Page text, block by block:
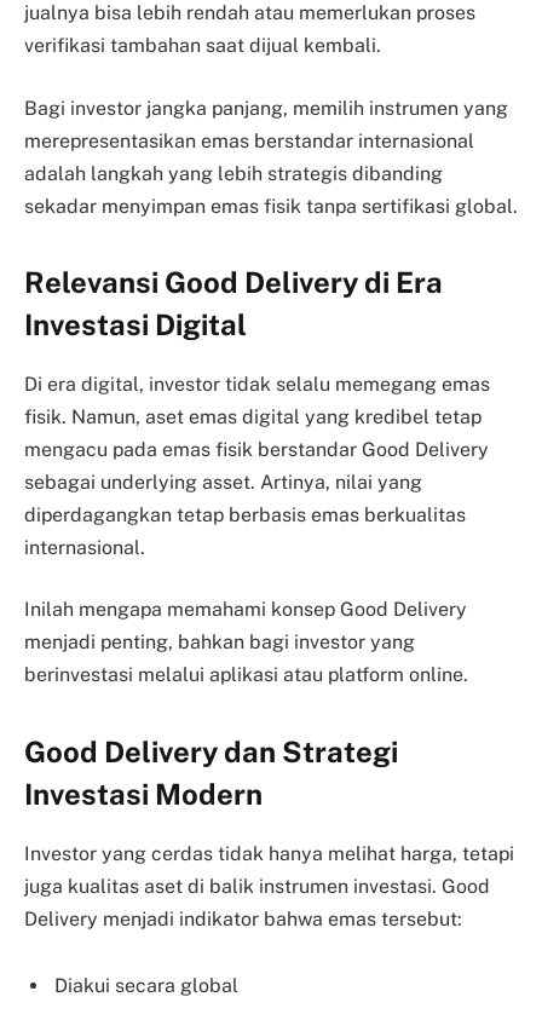
jualnya bisa lebih rendah atau memerlukan proses
verifikasi tambahan saat dijual kembali.
Bagi investor jangka panjang, memilih instrumen yang
merepresentasikan emas berstandar internasional
adalah langkah yang lebih strategis dibanding
sekadar menyimpan emas fisik tanpa sertifikasi global.
Relevansi Good Delivery di Era
Investasi Digital
Di era digital, investor tidak selalu memegang emas
fisik. Namun, aset emas digital yang kredibel tetap
mengacu pada emas fisik berstandar Good Delivery
sebagai underlying asset. Artinya, nilai yang
diperdagangkan tetap berbasis emas berkualitas
internasional.
Inilah mengapa memahami konsep Good Delivery
menjadi penting, bahkan bagi investor yang
berinvestasi melalui aplikasi atau platform online.
Good Delivery dan Strategi
Investasi Modern
Investor yang cerdas tidak hanya melihat harga, tetapi
juga kualitas aset di balik instrumen investasi. Good
Delivery menjadi indikator bahwa emas tersebut:
Diakui secara global